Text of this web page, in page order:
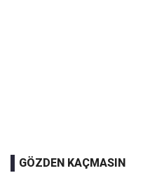
GÖZDEN KAÇMASIN